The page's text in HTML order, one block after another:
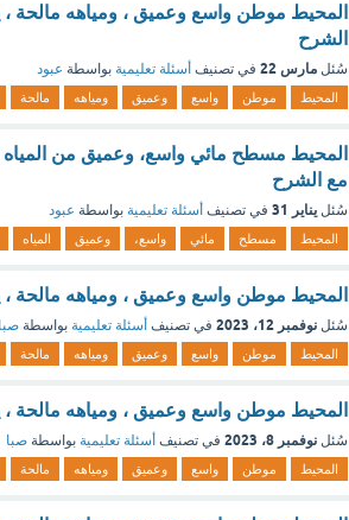
المحيط موطن واسع وعميق ، ومياهه مالحة
الشرح
سُئل مارس 22 في تصنيف أسئلة تعليمية بواسطة عبود
المحيط موطن واسع وعميق ومياهه مالحة
المحيط مسطح مائي واسع، وعميق من المياه
مع الشرح
سُئل يناير 31 في تصنيف أسئلة تعليمية بواسطة عبود
المحيط مسطح مائي واسع، وعميق المياه
المحيط موطن واسع وعميق ، ومياهه مالحة
سُئل نوفمبر 12، 2023 في تصنيف أسئلة تعليمية بواسطة صبا
المحيط موطن واسع وعميق ومياهه مالحة
المحيط موطن واسع وعميق ، ومياهه مالحة ،
سُئل نوفمبر 8، 2023 في تصنيف أسئلة تعليمية بواسطة صبا
المحيط موطن واسع وعميق ومياهه مالحة